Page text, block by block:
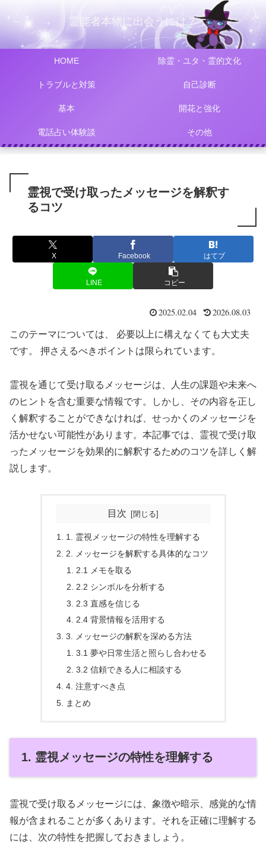
霊能者本物に出会うには？
HOME 除霊・ユタ・霊的文化
トラブルと対策 自己診断
基本 開花と強化
電話占い体験談 その他
霊視で受け取ったメッセージを解釈す
るコツ
X Facebook はてブ
LINE コピー
2025.02.04 2026.08.03
このテーマについては、 必要以上に構えなくても大丈夫
です。 押さえるべきポイントは限られています。
霊視を通じて受け取るメッセージは、人生の課題や未来へ
のヒントを含む重要な情報です。しかし、その内容を正し
く解釈することができなければ、せっかくのメッセージを
活かせない可能性があります。本記事では、霊視で受け取
ったメッセージを効果的に解釈するためのコツを詳しく解
説します。
目次
1. 霊視メッセージの特性を理解する
2. メッセージを解釈する具体的なコツ
2.1 メモを取る
2.2 シンボルを分析する
2.3 直感を信じる
2.4 背景情報を活用する
3. メッセージの解釈を深める方法
3.1 夢や日常生活と照らし合わせる
3.2 信頼できる人に相談する
4. 注意すべき点
まとめ
1. 霊視メッセージの特性を理解する
霊視で受け取るメッセージには、象徴や暗示、感覚的な情
報が含まれることが多くあります。それを正確に理解する
には、次の特性を把握しておきましょう。